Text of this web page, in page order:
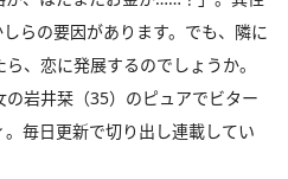
らの要因があります。でも、隣に
、恋に発展するのでしょうか。
岩井栞（35）のピュアでビター
毎日更新で切り出し連載してい